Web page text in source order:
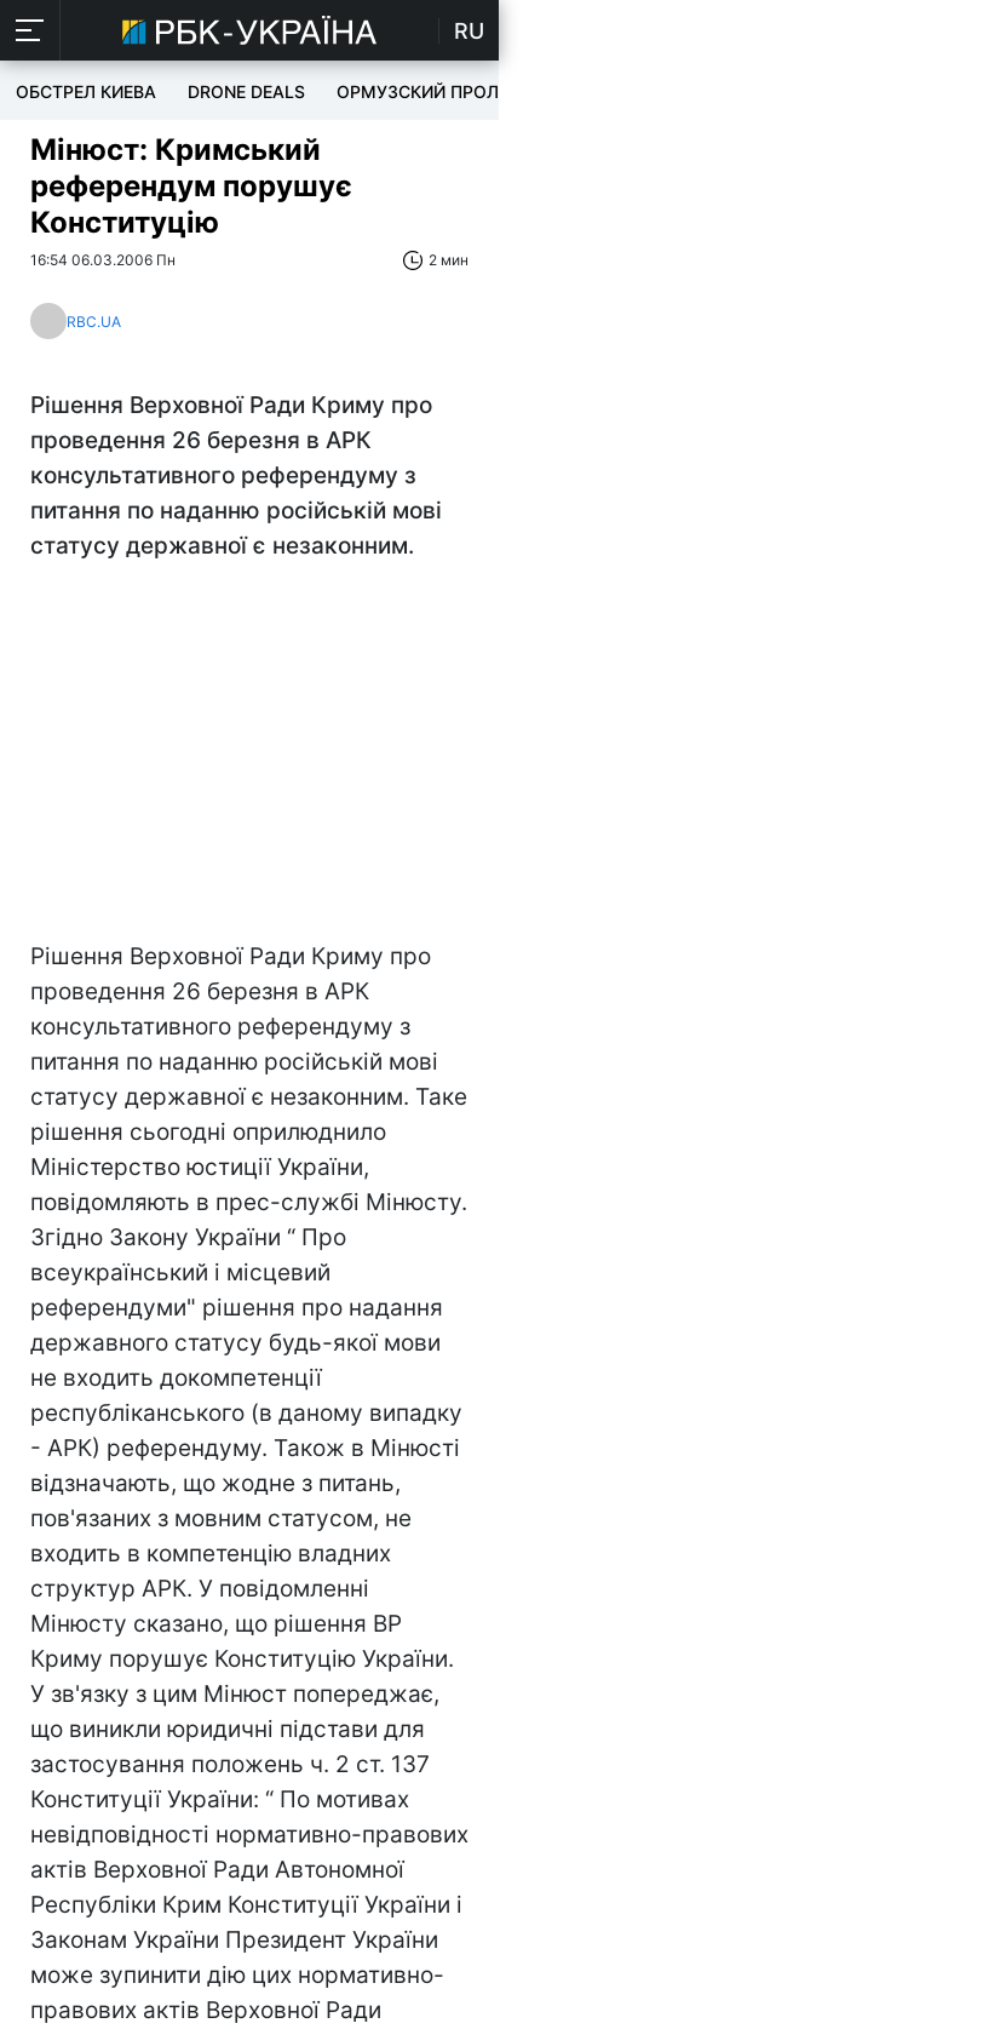
RU
ОБСТРЕЛ КИЕВА DRONE DEALS ОРМУЗСКИЙ ПРОЛИВ
Мінюст: Кримський
референдум порушує
Конституцію
16:54 06.03.2006 Пн 2 мин
RBC.UA
Рішення Верховної Ради Криму про
проведення 26 березня в АРК
консультативного референдуму з
питання по наданню російській мові
статусу державної є незаконним.
Рішення Верховної Ради Криму про
проведення 26 березня в АРК
консультативного референдуму з
питання по наданню російській мові
статусу державної є незаконним. Таке
рішення сьогодні оприлюднило
Міністерство юстиції України,
повідомляють в прес-службі Мінюсту.
Згідно Закону України “ Про
всеукраїнський і місцевий
референдуми" рішення про надання
державного статусу будь-якої мови
не входить докомпетенції
республіканського (в даному випадку
- АРК) референдуму. Також в Мінюсті
відзначають, що жодне з питань,
пов'язаних з мовним статусом, не
входить в компетенцію владних
структур АРК. У повідомленні
Мінюсту сказано, що рішення ВР
Криму порушує Конституцію України.
У зв'язку з цим Мінюст попереджає,
що виникли юридичні підстави для
застосування положень ч. 2 ст. 137
Конституції України: “ По мотивах
невідповідності нормативно-правових
актів Верховної Ради Автономної
Республіки Крим Конституції України і
Законам України Президент України
може зупинити дію цих нормативно-
правових актів Верховної Ради